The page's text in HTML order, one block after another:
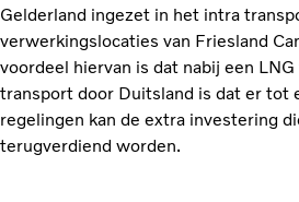
Gelderland ingezet in het intra
verwerkingslocaties van Friesland
voordeel hiervan is dat nabij een
transport door Duitsland is dat er tot
regelingen kan de extra investering
terugverdiend worden.